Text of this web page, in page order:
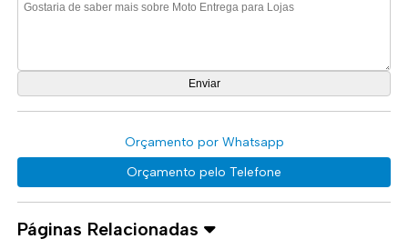
Orçamento por Whatsapp
Orçamento pelo Telefone
Páginas Relacionadas